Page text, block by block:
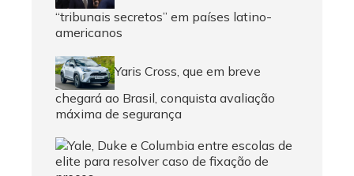
“tribunais secretos” em países latino-
americanos
Yaris Cross, que em breve
chegará ao Brasil, conquista avaliação
máxima de segurança